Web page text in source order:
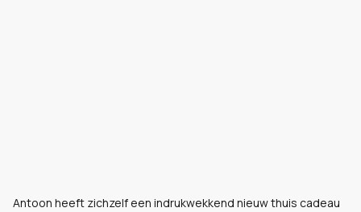
Antoon heeft zichzelf een indrukwekkend nieuw thuis cadeau